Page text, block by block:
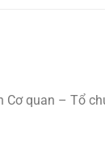
Cơ quan – Tổ